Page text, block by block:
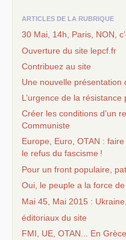
ARTICLES DE LA RUBRIQUE
30 Mai, 14h, Paris, NON ,
Ouverture du site lepcf.fr
Contribuez au site
Une nouvelle présentation
L’urgence de la
Créer les conditions d’un
Communiste
Europe, Euro, OTAN :
le refus du fascisme !
Pour un front populaire,
Oui, le peuple a la force
Mai 45, Mai 2015 : Ukraine,
éditoriaux du site
FMI
UE OTAN ... En